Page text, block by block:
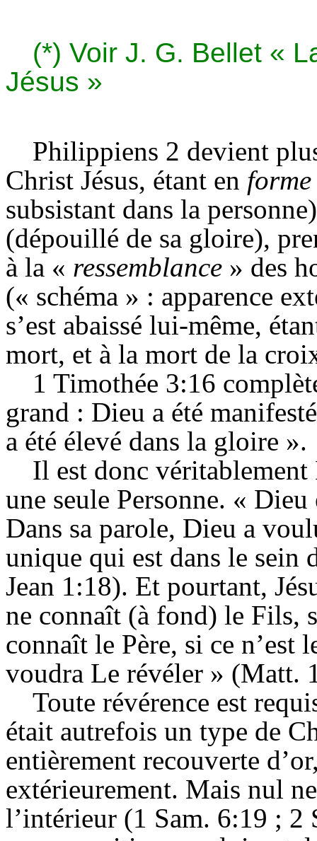
(*) Voir J. G. Bellet «
Jésus »
Philippiens 2 devient
Christ Jésus, étant en
subsistant dans la
(dépouillé de sa gloire),
à la « ressemblance » des
(« schéma » : apparence
s’est abaissé lui-même,
mort, et à la mort de la
1 Timothée 3:16
grand : Dieu a été
a été élevé dans la gloire ».
Il est donc
une seule Personne. «
Dans sa parole, Dieu a
unique qui est dans le sein
Jean 1:18). Et pourtant,
ne connaît (à fond) le Fils,
connaît le Père, si ce
voudra Le révéler » (Matt.
Toute révérence est
était autrefois un type de
entièrement recouverte
extérieurement. Mais nul
l’intérieur (1 Sam. 6:19 ; 2